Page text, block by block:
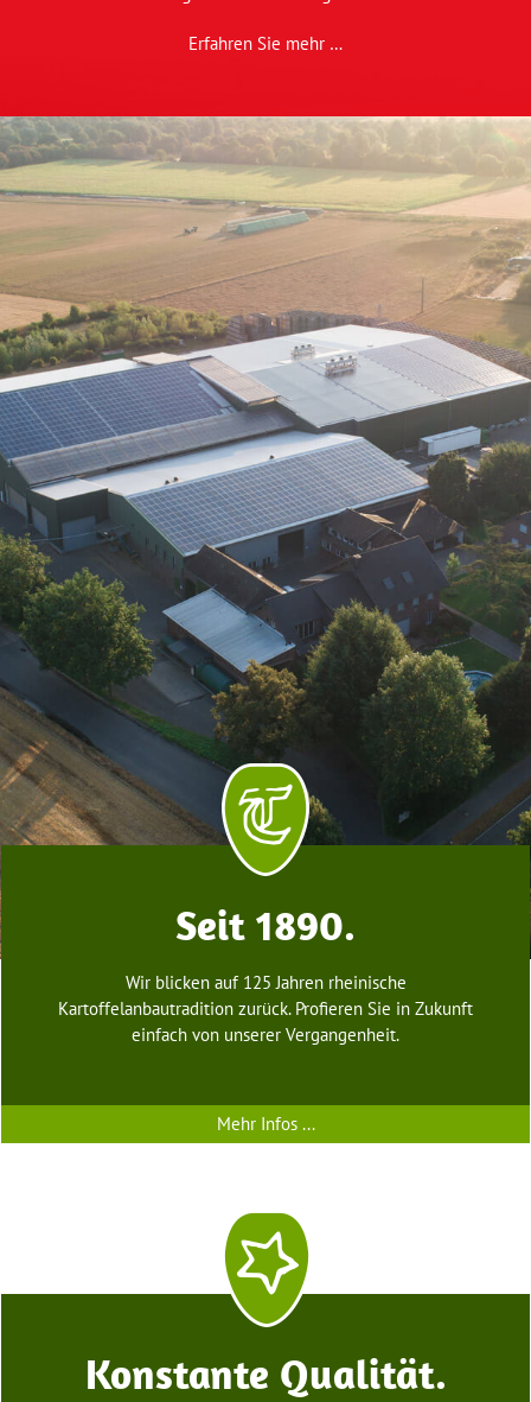
Erfahren Sie mehr …
Seit 1890.
Wir blicken auf 125 Jahren rheinische
Kartoffelanbautradition zurück. Profieren Sie in Zukunft
einfach von unserer Vergangenheit.
Mehr Infos ...
Konstante Qualität.